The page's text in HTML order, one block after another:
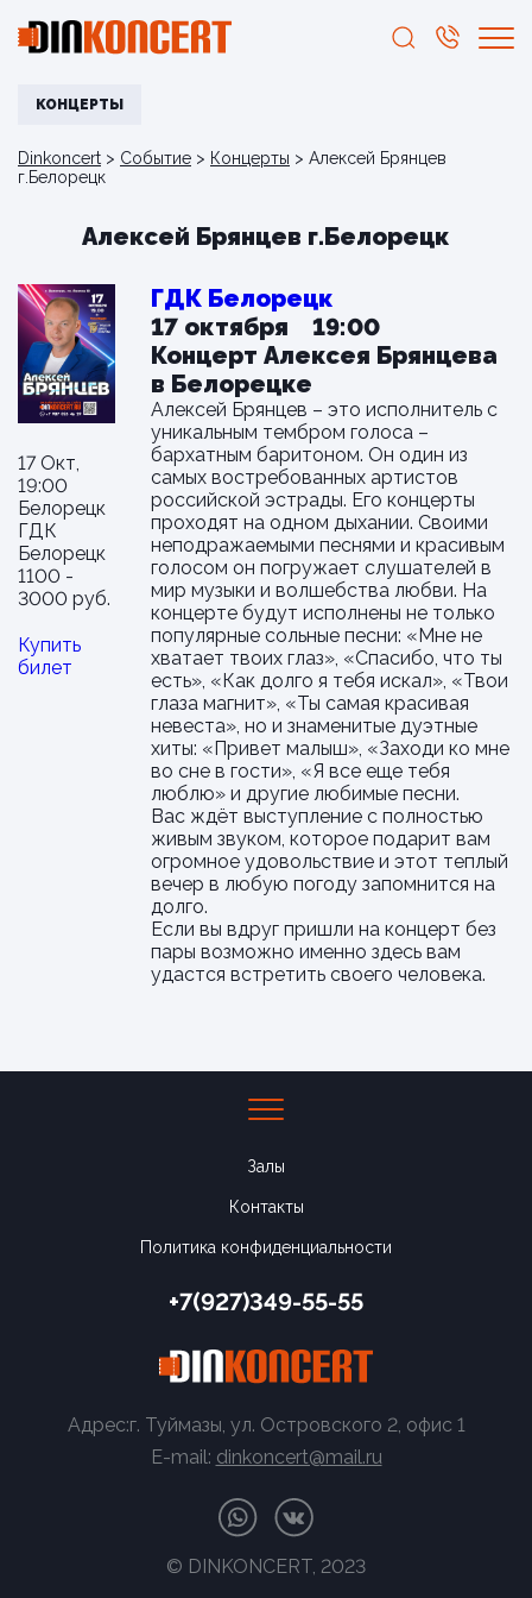
КОНЦЕРТЫ
Dinkoncert > Событие > Концерты > Алексей Брянцев
г.Белорецк
Алексей Брянцев г.Белорецк
17 Окт,
19:00
Белорецк
ГДК
Белорецк
1100 -
3000 руб.
Купить
билет
ГДК Белорецк
17 октября 19:00
Концерт Алексея Брянцева
в Белорецке
Алексей Брянцев – это исполнитель с
уникальным тембром голоса –
бархатным баритоном. Он один из
самых востребованных артистов
российской эстрады. Его концерты
проходят на одном дыхании. Своими
неподражаемыми песнями и красивым
голосом он погружает слушателей в
мир музыки и волшебства любви. На
концерте будут исполнены не только
популярные сольные песни: «Мне не
хватает твоих глаз», «Спасибо, что ты
есть», «Как долго я тебя искал», «Твои
глаза магнит», «Ты самая красивая
невеста», но и знаменитые дуэтные
хиты: «Привет малыш», «Заходи ко мне
во сне в гости», «Я все еще тебя
люблю» и другие любимые песни.
Вас ждёт выступление с полностью
живым звуком, которое подарит вам
огромное удовольствие и этот теплый
вечер в любую погоду запомнится на
долго.
Если вы вдруг пришли на концерт без
пары возможно именно здесь вам
удастся встретить своего человека.
Залы
Контакты
Политика конфиденциальности
+7(927)349-55-55
Адрес:г. Туймазы, ул. Островского 2, офис 1
E-mail: dinkoncert@mail.ru
© DINKONCERT, 2023